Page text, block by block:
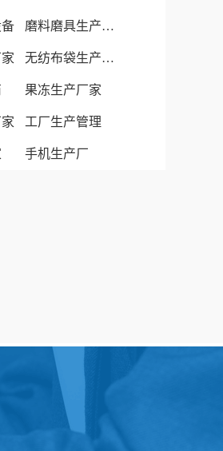
磨料磨具生产厂家
无纺布袋生产厂家
果冻生产厂家
工厂生产管理
手机生产厂